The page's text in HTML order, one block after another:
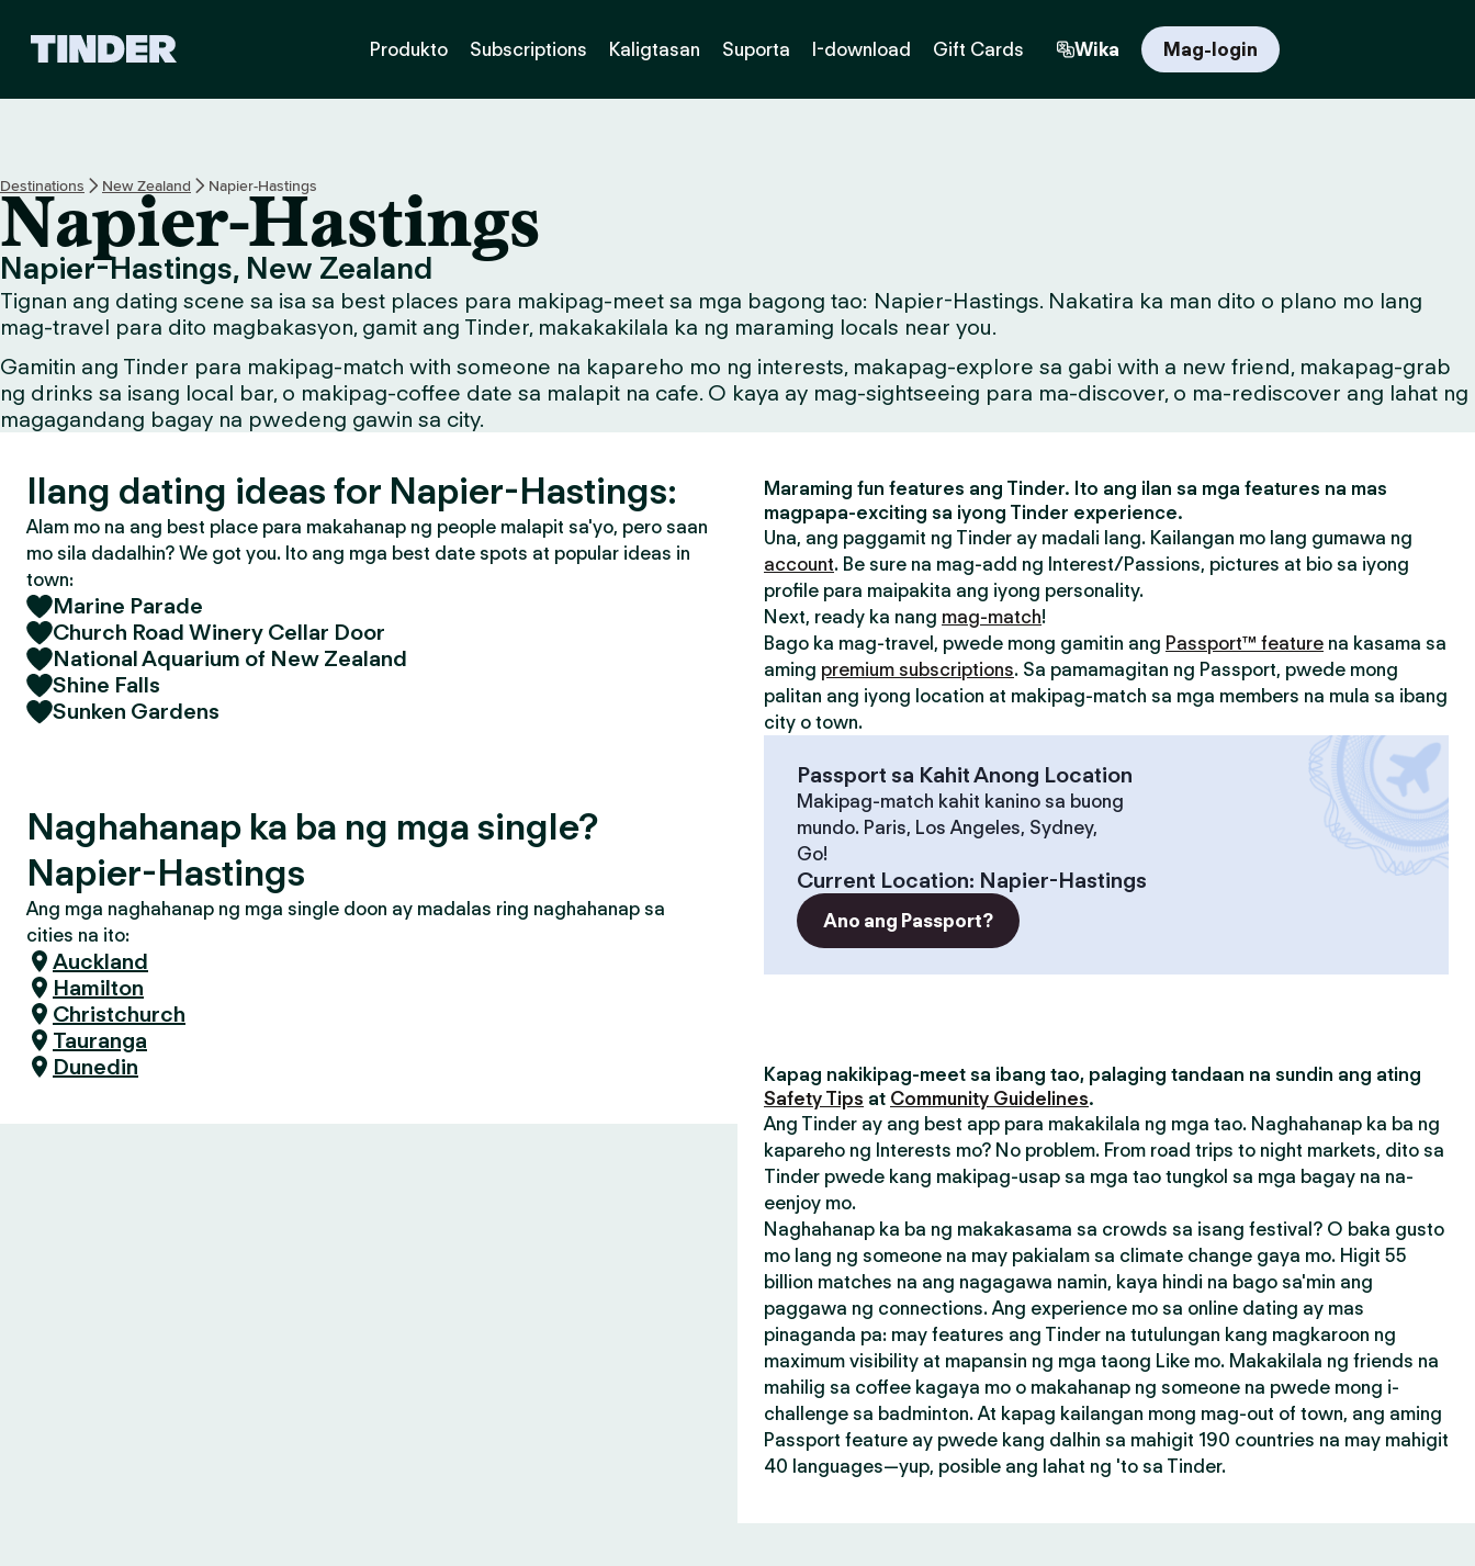
H
o
m
e
Produkto Subscriptions Kaligtasan Suporta I-download Gift Cards Wika Mag-login
Destinations New Zealand Napier-Hastings
Napier-Hastings
Napier-Hastings, New Zealand
Tignan ang dating scene sa isa sa best places para makipag-meet sa mga bagong tao: Napier-Hastings. Nakatira ka man dito o plano mo lang
mag-travel para dito magbakasyon, gamit ang Tinder, makakakilala ka ng maraming locals near you.
Gamitin ang Tinder para makipag-match with someone na kapareho mo ng interests, makapag-explore sa gabi with a new friend, makapag-grab
ng drinks sa isang local bar, o makipag-coffee date sa malapit na cafe. O kaya ay mag-sightseeing para ma-discover, o ma-rediscover ang lahat ng
magagandang bagay na pwedeng gawin sa city.
Ilang dating ideas for Napier-Hastings:
Alam mo na ang best place para makahanap ng people malapit sa'yo, pero saan
mo sila dadalhin? We got you. Ito ang mga best date spots at popular ideas in
town:
Marine Parade
Church Road Winery Cellar Door
National Aquarium of New Zealand
Shine Falls
Sunken Gardens
Naghahanap ka ba ng mga single?
Napier-Hastings
Ang mga naghahanap ng mga single doon ay madalas ring naghahanap sa
cities na ito:
Auckland
Hamilton
Christchurch
Tauranga
Dunedin
Maraming fun features ang Tinder. Ito ang ilan sa mga features na mas
magpapa-exciting sa iyong Tinder experience.
Una, ang paggamit ng Tinder ay madali lang. Kailangan mo lang gumawa ng
account. Be sure na mag-add ng Interest/Passions, pictures at bio sa iyong
profile para maipakita ang iyong personality.
Next, ready ka nang mag-match!
Bago ka mag-travel, pwede mong gamitin ang Passport™ feature na kasama sa
aming premium subscriptions. Sa pamamagitan ng Passport, pwede mong
palitan ang iyong location at makipag-match sa mga members na mula sa ibang
city o town.
Passport sa Kahit Anong Location
Makipag-match kahit kanino sa buong
mundo. Paris, Los Angeles, Sydney,
Go!
Current Location: Napier-Hastings
Ano ang Passport?
Kapag nakikipag-meet sa ibang tao, palaging tandaan na sundin ang ating
Safety Tips at Community Guidelines.
Ang Tinder ay ang best app para makakilala ng mga tao. Naghahanap ka ba ng
kapareho ng Interests mo? No problem. From road trips to night markets, dito sa
Tinder pwede kang makipag-usap sa mga tao tungkol sa mga bagay na na-
eenjoy mo.
Naghahanap ka ba ng makakasama sa crowds sa isang festival? O baka gusto
mo lang ng someone na may pakialam sa climate change gaya mo. Higit 55
billion matches na ang nagagawa namin, kaya hindi na bago sa'min ang
paggawa ng connections. Ang experience mo sa online dating ay mas
pinaganda pa: may features ang Tinder na tutulungan kang magkaroon ng
maximum visibility at mapansin ng mga taong Like mo. Makakilala ng friends na
mahilig sa coffee kagaya mo o makahanap ng someone na pwede mong i-
challenge sa badminton. At kapag kailangan mong mag-out of town, ang aming
Passport feature ay pwede kang dalhin sa mahigit 190 countries na may mahigit
40 languages—yup, posible ang lahat ng 'to sa Tinder.